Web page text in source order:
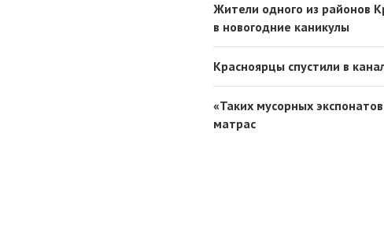
Жители одного из районов
в новогодние каникулы
Красноярцы спустили в
«Таких мусорных
матрас